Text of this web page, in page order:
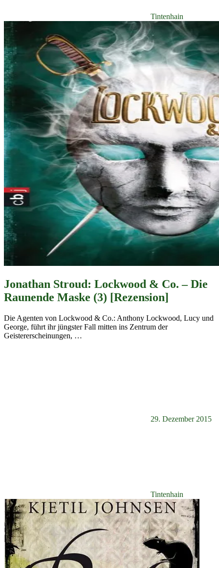
Tintenhain
Jonathan Stroud: Lockwood & Co. – Die
Raunende Maske (3) [Rezension]
Die Agenten von Lockwood & Co.: Anthony Lockwood, Lucy und
George, führt ihr jüngster Fall mitten ins Zentrum der
Geistererscheinungen, …
29. Dezember 2015
Tintenhain